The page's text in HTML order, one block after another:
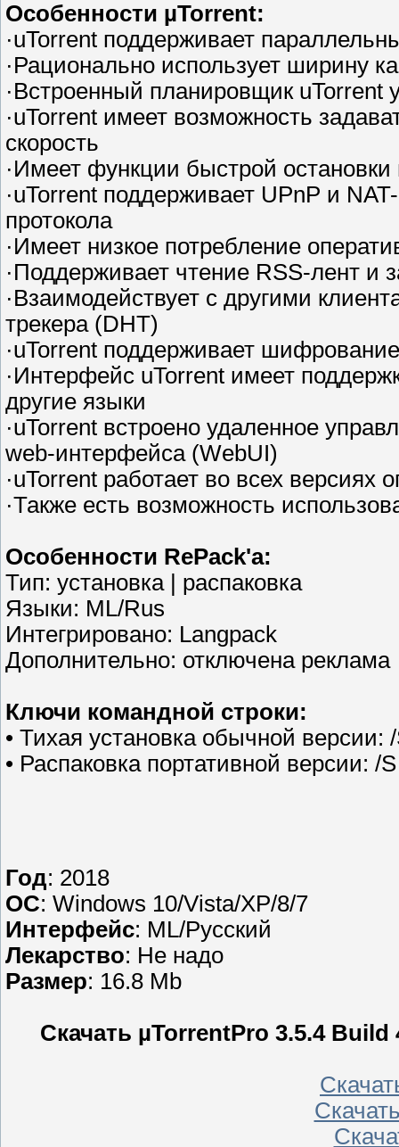
Особенности µTorrent:
·uTorrent поддерживает
·Рационально использует ширину
·Встроенный планировщик uTorrent
·uTorrent имеет возможность
скорость
·Имеет функции быстрой остановки
·uTorrent поддерживает UPnP и
протокола
·Имеет низкое потребление
·Поддерживает чтение RSS-лент и
·Взаимодействует с другими
трекера (DHT)
·uTorrent поддерживает
·Интерфейс uTorrent имеет
другие языки
·uTorrent встроено удаленное
web-интерфейса (WebUI)
·uTorrent работает во всех
·Также есть возможность
Особенности RePack'a:
Тип: установка | распаковка
Языки: ML/Rus
Интегрировано: Langpack
Дополнительно: отключена реклама
Ключи командной строки:
• Тихая установка обычной версии:
• Распаковка портативной версии: /
Год: 2018
OС: Windows 10/Vista/XP/8/7
Интерфейс: ML/Русский
Лекарство: Не надо
Размер: 16.8 Mb
Скачать µTorrentPro 3.5.4